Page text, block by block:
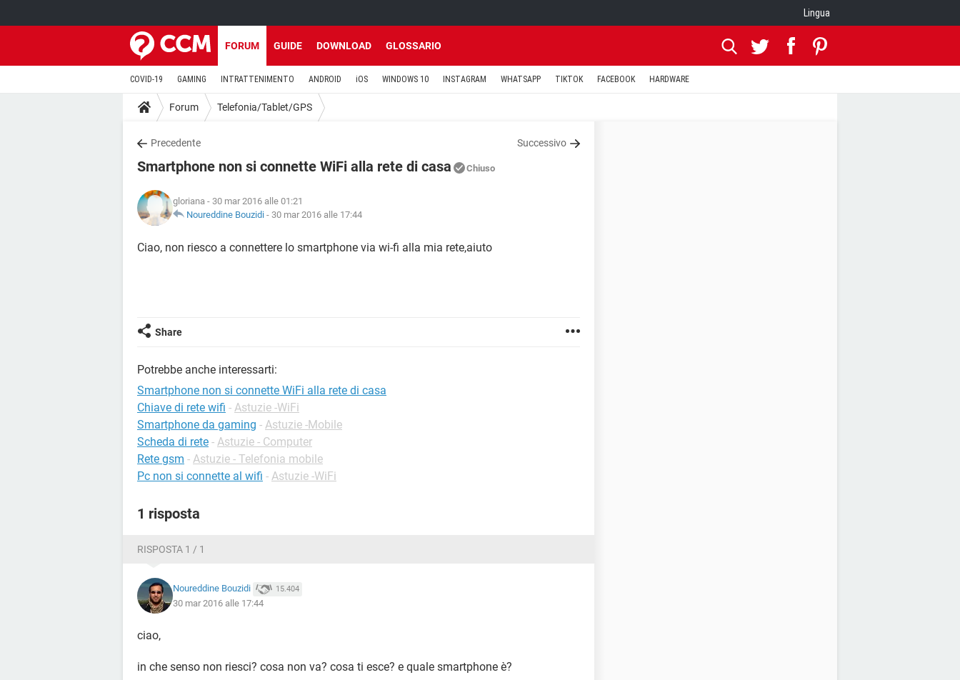
Lingua
FORUM GUIDE DOWNLOAD GLOSSARIO
COVID-19 GAMING INTRATTENIMENTO ANDROID iOS WINDOWS 10 INSTAGRAM WHATSAPP TIKTOK FACEBOOK HARDWARE
Forum Telefonia/Tablet/GPS
Precedente Successivo
Smartphone non si connette WiFi alla rete di casa Chiuso
gloriana - 30 mar 2016 alle 01:21
Noureddine Bouzidi - 30 mar 2016 alle 17:44
Ciao, non riesco a connettere lo smartphone via wi-fi alla mia rete,aiuto
Share
Potrebbe anche interessarti:
Smartphone non si connette WiFi alla rete di casa
Chiave di rete wifi - Astuzie -WiFi
Smartphone da gaming - Astuzie -Mobile
Scheda di rete - Astuzie - Computer
Rete gsm - Astuzie - Telefonia mobile
Pc non si connette al wifi - Astuzie -WiFi
1 risposta
RISPOSTA 1 / 1
Noureddine Bouzidi 15.404
30 mar 2016 alle 17:44
ciao,
in che senso non riesci? cosa non va? cosa ti esce? e quale smartphone è?